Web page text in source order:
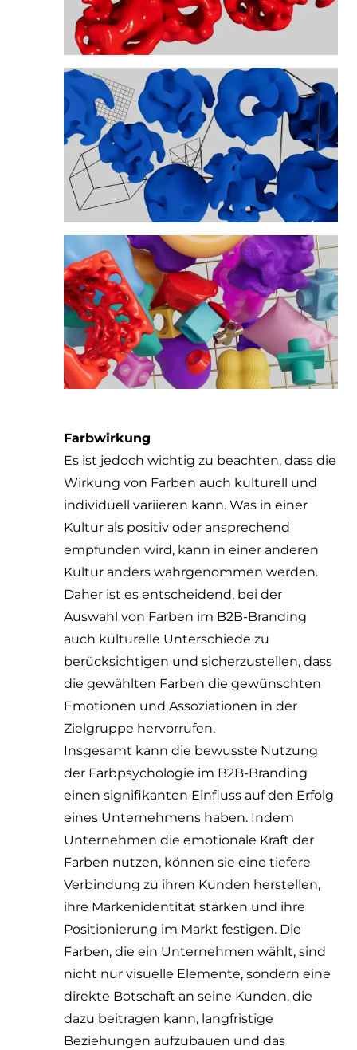
Farbwirkung
Es ist jedoch wichtig zu beachten, dass die
Wirkung von Farben auch kulturell und
individuell variieren kann. Was in einer
Kultur als positiv oder ansprechend
empfunden wird, kann in einer anderen
Kultur anders wahrgenommen werden.
Daher ist es entscheidend, bei der
Auswahl von Farben im B2B-Branding
auch kulturelle Unterschiede zu
berücksichtigen und sicherzustellen, dass
die gewählten Farben die gewünschten
Emotionen und Assoziationen in der
Zielgruppe hervorrufen.
Insgesamt kann die bewusste Nutzung
der Farbpsychologie im B2B-Branding
einen signifikanten Einfluss auf den Erfolg
eines Unternehmens haben. Indem
Unternehmen die emotionale Kraft der
Farben nutzen, können sie eine tiefere
Verbindung zu ihren Kunden herstellen,
ihre Markenidentität stärken und ihre
Positionierung im Markt festigen. Die
Farben, die ein Unternehmen wählt, sind
nicht nur visuelle Elemente, sondern eine
direkte Botschaft an seine Kunden, die
dazu beitragen kann, langfristige
Beziehungen aufzubauen und das